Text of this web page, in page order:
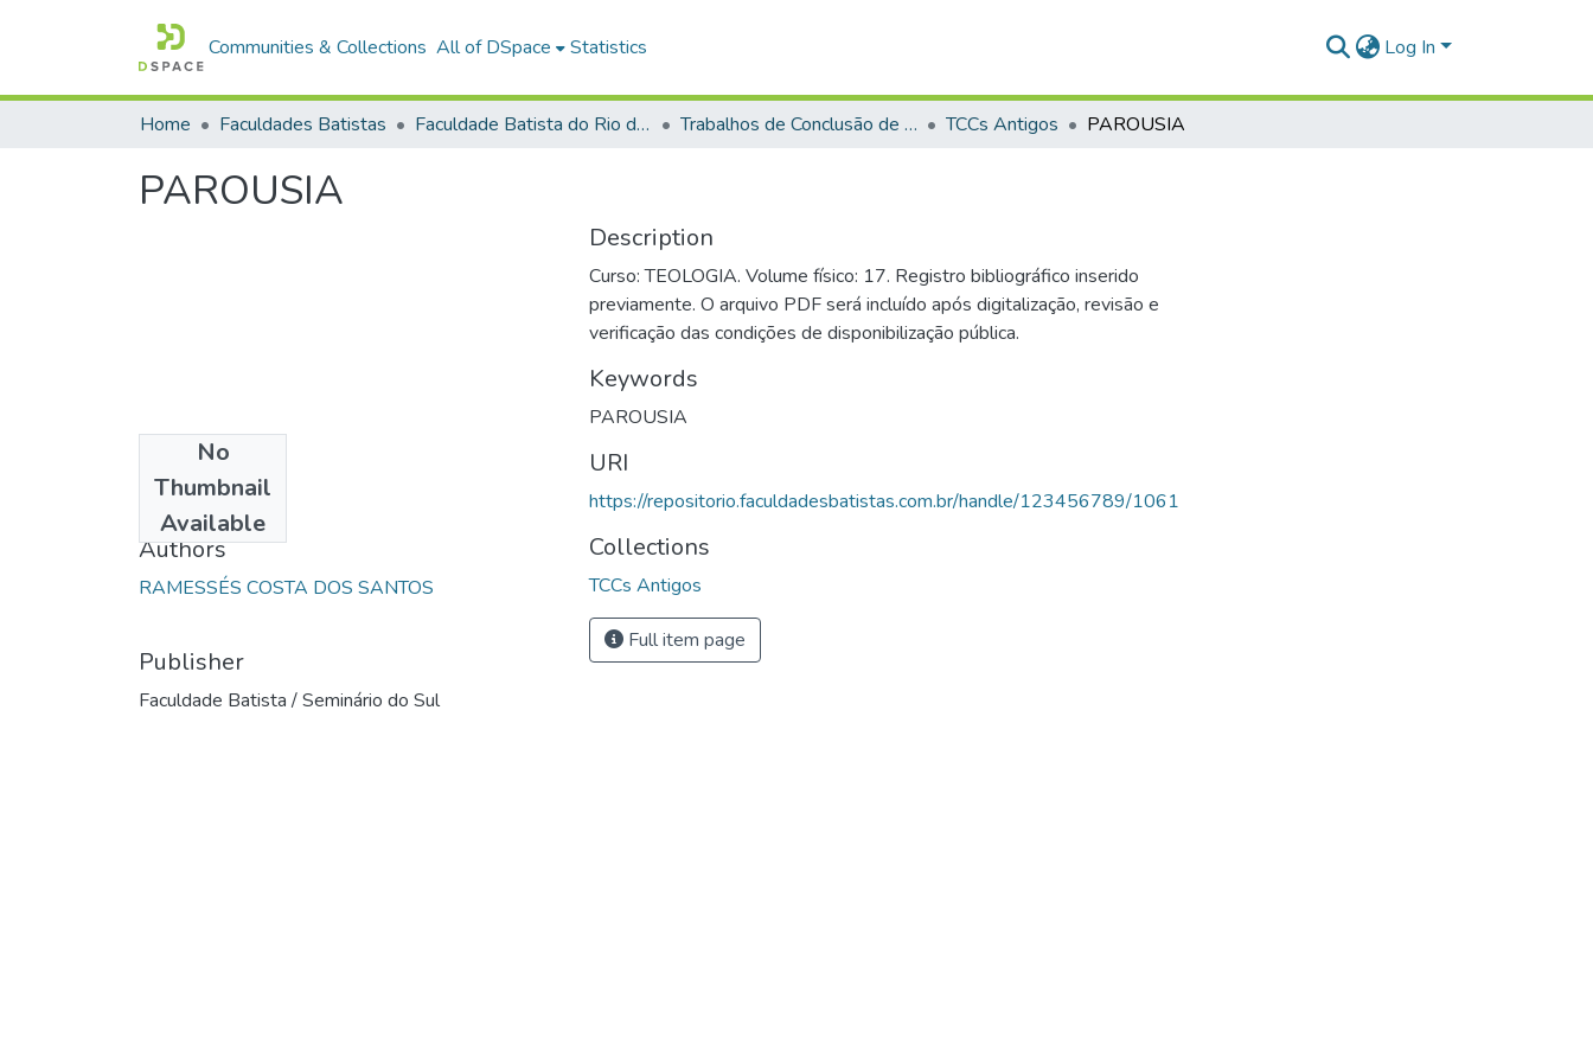
Communities & Collections All of DSpace Statistics Log In
Home Faculdades Batistas Faculdade Batista do Rio de Janeiro (FABAT-RJ) Trabalhos de Conclusão de Curso (TCC) TCCs Antigos PAROUSIA
PAROUSIA
No
Thumbnail
Available
1996
Authors
RAMESSÉS COSTA DOS SANTOS
Publisher
Faculdade Batista / Seminário do Sul
Description
Curso: TEOLOGIA. Volume físico: 17. Registro bibliográfico inserido
previamente. O arquivo PDF será incluído após digitalização, revisão e
verificação das condições de disponibilização pública.
Keywords
PAROUSIA
URI
https://repositorio.faculdadesbatistas.com.br/handle/123456789/1061
Collections
TCCs Antigos
Full item page